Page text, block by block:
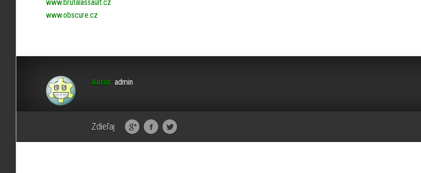
www.brutalassault.cz
www.obscure.cz
Autor: admin
Zdieľaj